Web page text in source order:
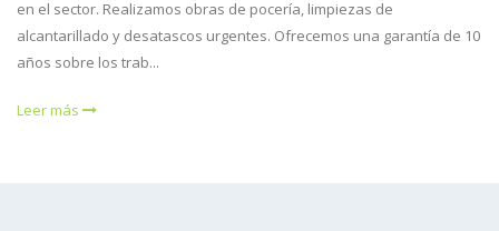
en el sector. Realizamos obras de pocería, limpiezas de
alcantarillado y desatascos urgentes. Ofrecemos una garantía de 10
años sobre los trab...
Leer más